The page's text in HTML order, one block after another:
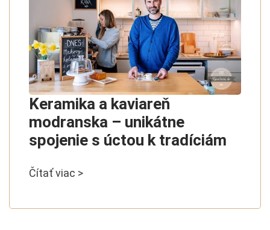
Keramika a kaviareň
modranska – unikátne
spojenie s úctou k tradíciám
Čítať viac >